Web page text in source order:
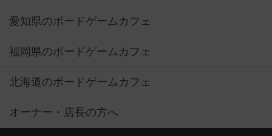
愛知県のボードゲームカフェ
福岡県のボードゲームカフェ
北海道のボードゲームカフェ
オーナー・店長の方へ